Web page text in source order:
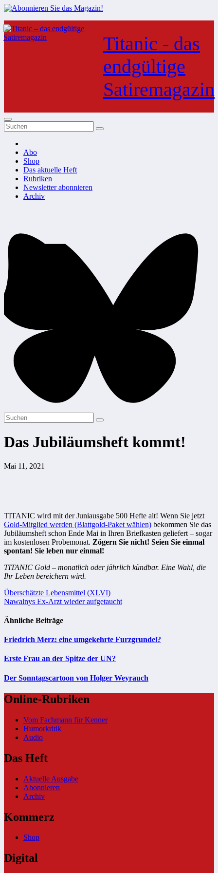
Zum
Inhalt
springen
Titanic - das
endgültige
Satiremagazin
Abo
Shop
Das aktuelle Heft
Rubriken
Newsletter abonnieren
Archiv
Das Jubiläumsheft kommt!
Mai 11, 2021
TITANIC wird mit der Juniausgabe 500 Hefte alt! Wenn Sie jetzt
Gold-Mitglied werden (Blattgold-Paket wählen) bekommen Sie das
Jubiläumsheft schon Ende Mai in Ihren Briefkasten geliefert – sogar
im kostenlosen Probemonat. Zögern Sie nicht! Seien Sie einmal
spontan! Sie leben nur einmal!
TITANIC Gold – monatlich oder jährlich kündbar. Eine Wahl, die
Ihr Leben bereichern wird.
Beitragsnavigation
Überschätzte Lebensmittel (XLVI)
Nawalnys Ex-Arzt wieder aufgetaucht
Ähnliche Beiträge
Friedrich Merz: eine umgekehrte Furzgrundel?
Erste Frau an der Spitze der UN?
Der Sonntagscartoon von Holger Weyrauch
Online-Rubriken
Vom Fachmann für Kenner
Humorkritik
Audio
Das Heft
Aktuelle Ausgabe
Abonnieren
Archiv
Kommerz
Shop
Digital